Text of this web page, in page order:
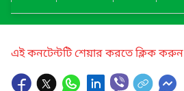
এই কনটেন্টটি শেয়ার করতে ক্লিক করুন